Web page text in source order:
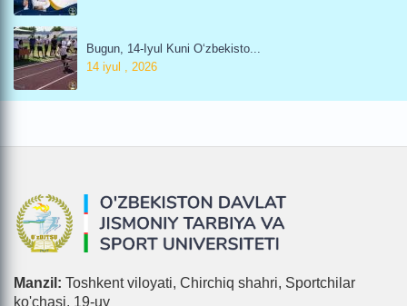
Bugun, 14-Iyul Kuni O‘zbekisto...
14 iyul , 2026
Manzil: Toshkent viloyati, Chirchiq shahri, Sportchilar
ko'chasi, 19-uy